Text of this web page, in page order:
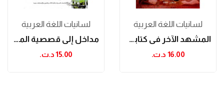
لسانيات اللغة العربية
مداخل إلى قصصية المعنى
15.00 د.ت.‏
لسانيات اللغة العربية
المشهد الآخر في كتابة الذات في "رامة والتنين"...
16.00 د.ت.‏